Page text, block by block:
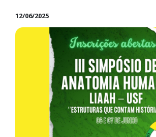
12/06/2025